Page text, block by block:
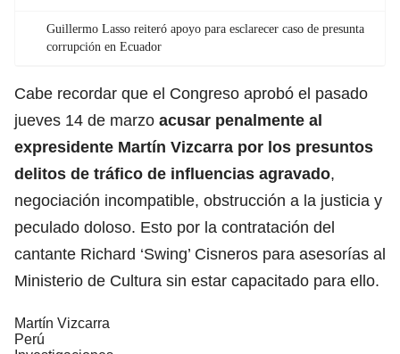
Guillermo Lasso reiteró apoyo para esclarecer caso de presunta
corrupción en Ecuador
Cabe recordar que el Congreso aprobó el pasado
jueves 14 de marzo acusar penalmente al
expresidente Martín Vizcarra por los presuntos
delitos de tráfico de influencias agravado,
negociación incompatible, obstrucción a la justicia y
peculado doloso. Esto por la contratación del
cantante Richard ‘Swing’ Cisneros para asesorías al
Ministerio de Cultura sin estar capacitado para ello.
Martín Vizcarra
Perú